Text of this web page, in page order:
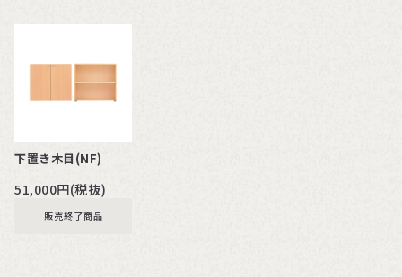
下置き木目(NF)
51,000円(税抜)
販売終了商品